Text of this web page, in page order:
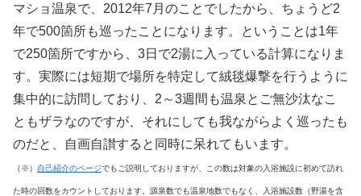
マショ温泉で、2012年7月のことでしたから、ちょうど2
年で500箇所も巡ったことになります。ということは1年
で250箇所ですから、3日で2湯に入っている計算になりま
す。実際には短期で場所を特定して絨毯爆撃を行うように
集中的に訪問しており、2～3週間も温泉とご無沙汰なこ
ともザラなのですが、それにしても我ながらよく巡ったも
のだと、自画自讃すると同時に呆れてもいます。
（※） 自己紹介のページでもご説明しておりますが、この数は対象の入浴施設に初めて訪れ
た時の回数をカウントしております。源泉数でも温泉地数でもなく、入浴施設数（野湯を含